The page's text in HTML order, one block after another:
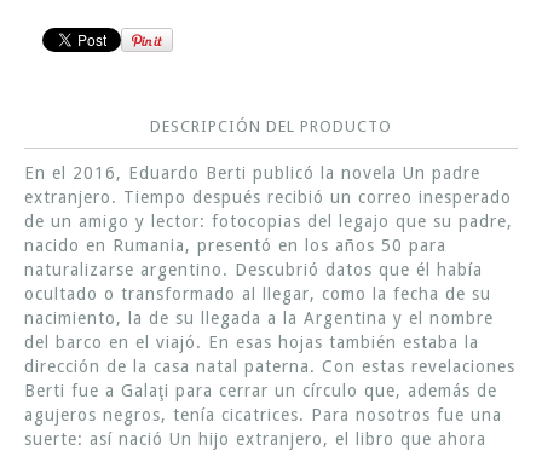
DESCRIPCIÓN DEL PRODUCTO
En el 2016, Eduardo Berti publicó la novela Un padre
extranjero. Tiempo después recibió un correo inesperado
de un amigo y lector: fotocopias del legajo que su padre,
nacido en Rumania, presentó en los años 50 para
naturalizarse argentino. Descubrió datos que él había
ocultado o transformado al llegar, como la fecha de su
nacimiento, la de su llegada a la Argentina y el nombre
del barco en el viajó. En esas hojas también estaba la
dirección de la casa natal paterna. Con estas revelaciones
Berti fue a Galaţi para cerrar un círculo que, además de
agujeros negros, tenía cicatrices. Para nosotros fue una
suerte: así nació Un hijo extranjero, el libro que ahora